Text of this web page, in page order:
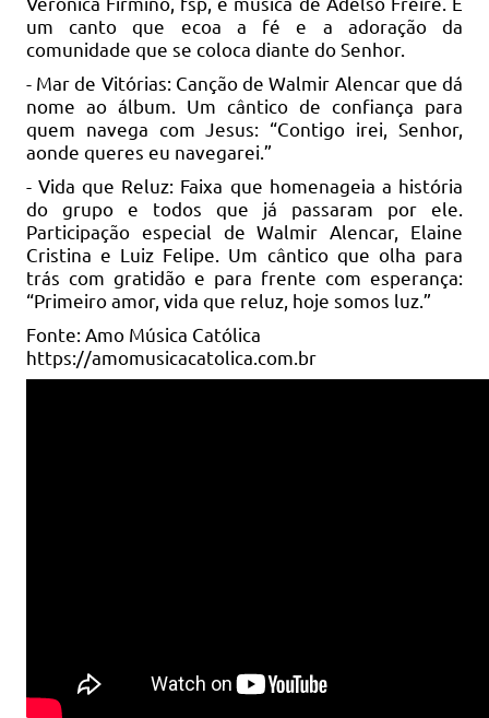
um canto que ecoa a fé e a adoração da
comunidade que se coloca diante do Senhor.
- Mar de Vitórias: Canção de Walmir Alencar que dá
nome ao álbum. Um cântico de confiança para
quem navega com Jesus: “Contigo irei, Senhor,
aonde queres eu navegarei.”
- Vida que Reluz: Faixa que homenageia a história
do grupo e todos que já passaram por ele.
Participação especial de Walmir Alencar, Elaine
Cristina e Luiz Felipe. Um cântico que olha para
trás com gratidão e para frente com esperança:
“Primeiro amor, vida que reluz, hoje somos luz.”
Fonte: Amo Música Católica
https://amomusicacatolica.com.br